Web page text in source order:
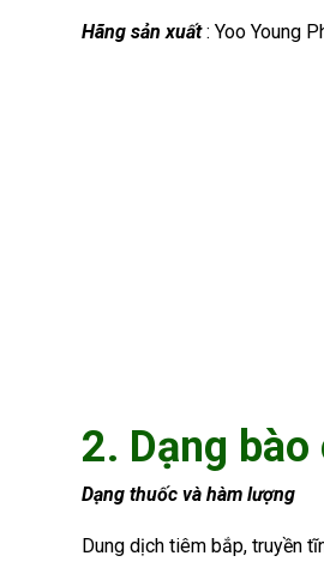
Hãng sản xuất: Yoo Young
2. Dạng
Dạng thuốc và hàm lượng
Dung dịch tiêm bắp, truyền